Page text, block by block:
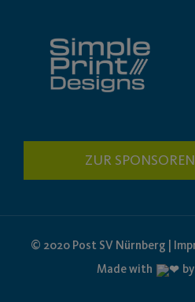
ZUR
© 2020 Post SV Nürnberg |
Made with